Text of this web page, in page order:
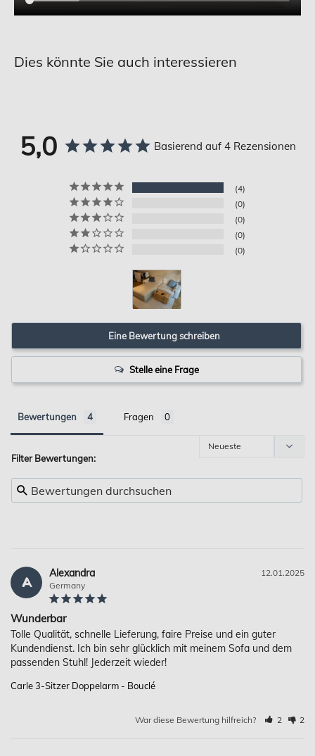
Dies könnte Sie auch interessieren
5,0 Basierend auf 4 Rezensionen
4
0
0
0
0
Eine Bewertung schreiben
Stelle eine Frage
Bewertungen Fragen
Filter Bewertungen:
A
12.01.2025
Alexandra
Germany
Wunderbar
Tolle Qualität, schnelle Lieferung, faire Preise und ein guter
Kundendienst. Ich bin sehr glücklich mit meinem Sofa und dem
Carle 3-Sitzer Doppelarm - Bouclé
War diese Bewertung hilfreich? 2 2